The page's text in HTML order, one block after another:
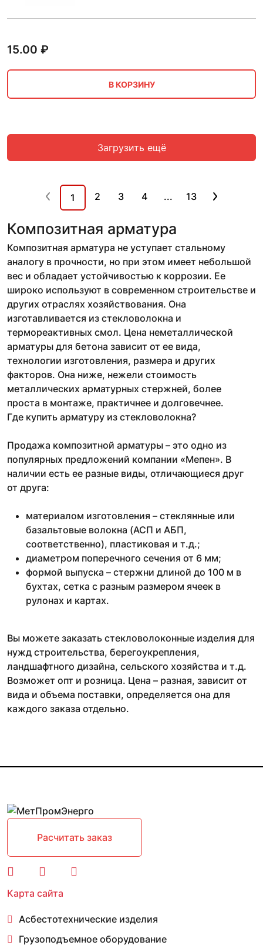
15.00 ₽
В КОРЗИНУ
Загрузить ещё
1 2 3 4 ... 13
Композитная арматура
Композитная арматура не уступает стальному
аналогу в прочности, но при этом имеет небольшой
вес и обладает устойчивостью к коррозии. Ее
широко используют в современном строительстве и
других отраслях хозяйствования. Она
изготавливается из стекловолокна и
термореактивных смол. Цена неметаллической
арматуры для бетона зависит от ее вида,
технологии изготовления, размера и других
факторов. Она ниже, нежели стоимость
металлических арматурных стержней, более
проста в монтаже, практичнее и долговечнее.
Где купить арматуру из стекловолокна?
Продажа композитной арматуры – это одно из
популярных предложений компании «Мепен». В
наличии есть ее разные виды, отличающиеся друг
от друга:
материалом изготовления – стеклянные или
базальтовые волокна (АСП и АБП,
соответственно), пластиковая и т.д.;
диаметром поперечного сечения от 6 мм;
формой выпуска – стержни длиной до 100 м в
бухтах, сетка с разным размером ячеек в
рулонах и картах.
Вы можете заказать стекловолоконные изделия для
нужд строительства, берегоукрепления,
ландшафтного дизайна, сельского хозяйства и т.д.
Возможет опт и розница. Цена – разная, зависит от
вида и объема поставки, определяется она для
каждого заказа отдельно.
Расчитать заказ
Карта сайта
Асбестотехнические изделия
Грузоподъемное оборудование